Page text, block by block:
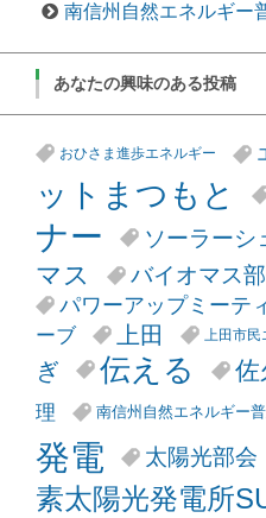
南信州自然エネルギー
あなたの興味のある投稿
おひさま進歩エネルギー
ットまつもと
ナー
ソーラーシ
マス
バイオマス
パワーアップミーテ
ーブ
上田 上田市
ぎ
伝える 佐
理
南信州自然エネルギー
発電
太陽光部会
素太陽光発電所